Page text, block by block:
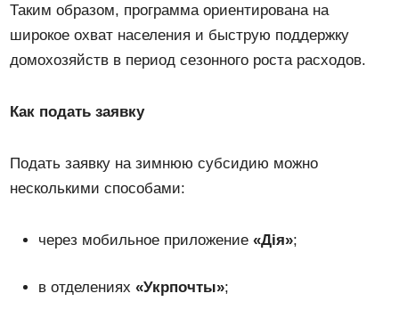
Таким образом, программа ориентирована на
широкое охват населения и быструю поддержку
домохозяйств в период сезонного роста расходов.
Как подать заявку
Подать заявку на зимнюю субсидию можно
несколькими способами:
через мобильное приложение«Дія»;
в отделениях«Укрпочты»;